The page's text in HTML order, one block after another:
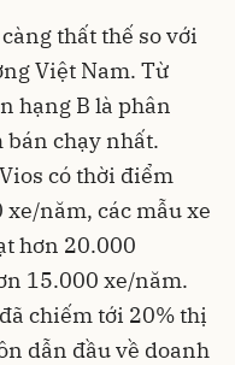
thất thế so với
Việt Nam. Từ
hạng B là phân
bán chạy nhất.
có thời điểm
năm, các mẫu xe
hơn 20.000
15.000 xe/năm.
chiếm tới 20% thị
dẫn đầu về doanh